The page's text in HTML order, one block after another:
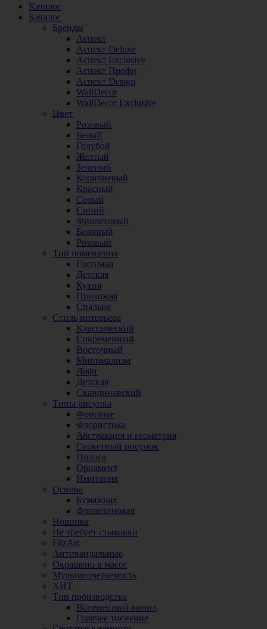
Каталог
Каталог
Бренды
Аспект
Аспект Deluxe
Аспект Exclusive
Аспект Профи
Аспект Design
WallDecor
WallDecor Exclusive
Цвет
Розовый
Белый
Голубой
Желтый
Зеленый
Коричневый
Красный
Серый
Синий
Фиолетовый
Бежевый
Розовый
Тип помещения
Гостиная
Детская
Кухня
Прихожая
Спальня
Стиль интерьера
Классический
Современный
Восточный
Минимализм
Лофт
Детская
Скандинавский
Типы рисунка
Фоновые
Флористика
Абстракция и геометрия
Сюжетный рисунок
Полоса
Орнамент
Имитация
Основа
Бумажная
Флизелиновая
Новинка
Не требует стыковки
FlizArt
Антивандальные
Окрашено в массе
Мультисочетаемость
ХИТ
Тип производства
Вспененный винил
Горячее тиснение